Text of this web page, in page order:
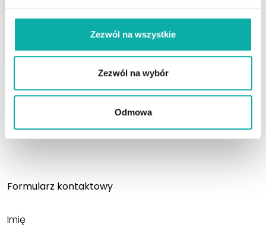
Zezwól na wszystkie
Zezwól na wybór
Odmowa
400 000 PLN
Zobacz więcej…
Formularz kontaktowy
Imię